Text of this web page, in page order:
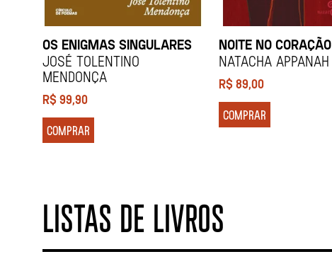
OS ENIGMAS SINGULARES
JOSÉ TOLENTINO
MENDONÇA
R$99,90
COMPRAR
NOITE NO CORAÇÃO
Natacha Appanah
R$89,00
COMPRAR
LISTAS DE LIVROS